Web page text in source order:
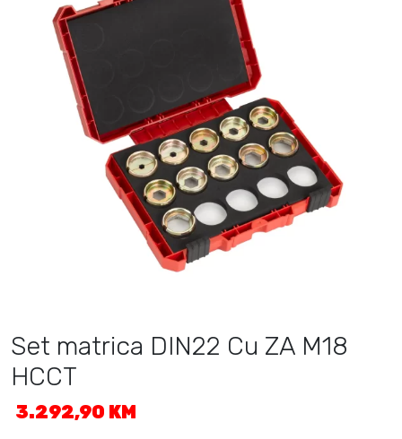
Set matrica DIN22 Cu ZA M18
HCCT
3.292,90 KM